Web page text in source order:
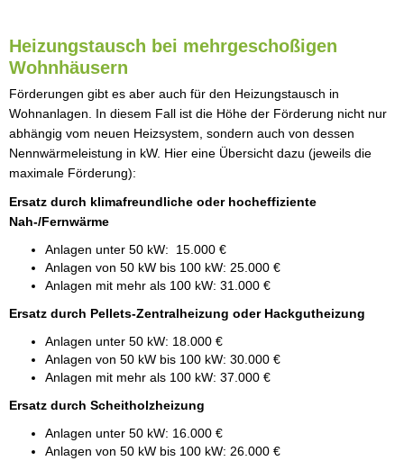
Heizungstausch bei mehrgeschoßigen
Wohnhäusern
Förderungen gibt es aber auch für den Heizungstausch in
Wohnanlagen. In diesem Fall ist die Höhe der Förderung nicht nur
abhängig vom neuen Heizsystem, sondern auch von dessen
Nennwärmeleistung in kW. Hier eine Übersicht dazu (jeweils die
maximale Förderung):
Ersatz durch klimafreundliche oder hocheffiziente
Nah-/Fernwärme
Anlagen unter 50 kW: 15.000 €
Anlagen von 50 kW bis 100 kW: 25.000 €
Anlagen mit mehr als 100 kW: 31.000 €
Ersatz durch Pellets-Zentralheizung oder Hackgutheizung
Anlagen unter 50 kW: 18.000 €
Anlagen von 50 kW bis 100 kW: 30.000 €
Anlagen mit mehr als 100 kW: 37.000 €
Ersatz durch Scheitholzheizung
Anlagen unter 50 kW: 16.000 €
Anlagen von 50 kW bis 100 kW: 26.000 €